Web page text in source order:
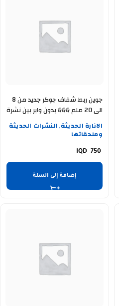
جوين ربط شفاف جوكر جديد من 8
الى 20 ملم &&& بدون واير بين نشرة
ونشرة !!! UB 2P-5
الانارة الحديثة, النشرات الحديثة
وملحقاتها
750
إضافة إلى السلة